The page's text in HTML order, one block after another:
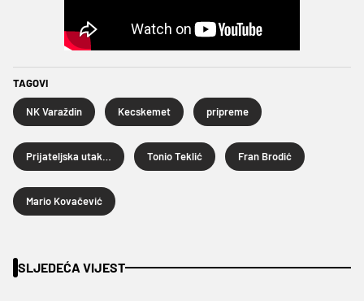
TAGOVI
NK Varaždin Kecskemet pripreme
Tonio Teklić Fran Brodić
Mario Kovačević
SLJEDEĆA VIJEST